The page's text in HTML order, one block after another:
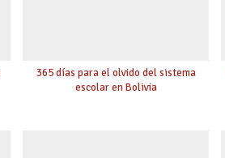
365 días para el olvido del sistema
escolar en Bolivia